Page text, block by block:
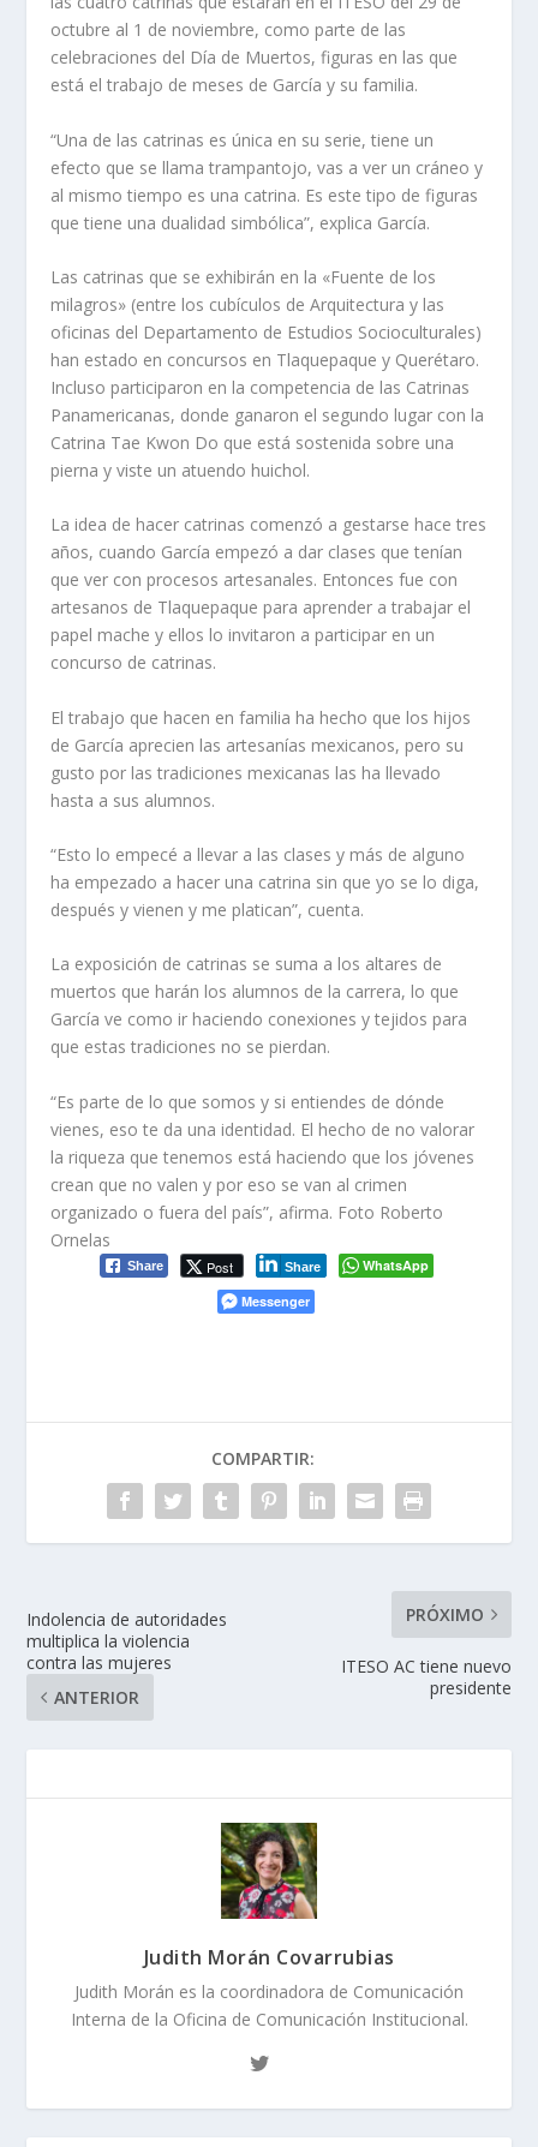
octubre al 1 de noviembre, como parte de las
celebraciones del Día de Muertos, figuras en las que
está el trabajo de meses de García y su familia.
“Una de las catrinas es única en su serie, tiene un
efecto que se llama trampantojo, vas a ver un cráneo y
al mismo tiempo es una catrina. Es este tipo de figuras
que tiene una dualidad simbólica”, explica García.
Las catrinas que se exhibirán en la «Fuente de los
milagros» (entre los cubículos de Arquitectura y las
oficinas del Departamento de Estudios Socioculturales)
han estado en concursos en Tlaquepaque y Querétaro.
Incluso participaron en la competencia de las Catrinas
Panamericanas, donde ganaron el segundo lugar con la
Catrina Tae Kwon Do que está sostenida sobre una
pierna y viste un atuendo huichol.
La idea de hacer catrinas comenzó a gestarse hace tres
años, cuando García empezó a dar clases que tenían
que ver con procesos artesanales. Entonces fue con
artesanos de Tlaquepaque para aprender a trabajar el
papel mache y ellos lo invitaron a participar en un
concurso de catrinas.
El trabajo que hacen en familia ha hecho que los hijos
de García aprecien las artesanías mexicanos, pero su
gusto por las tradiciones mexicanas las ha llevado
hasta a sus alumnos.
“Esto lo empecé a llevar a las clases y más de alguno
ha empezado a hacer una catrina sin que yo se lo diga,
después y vienen y me platican”, cuenta.
La exposición de catrinas se suma a los altares de
muertos que harán los alumnos de la carrera, lo que
García ve como ir haciendo conexiones y tejidos para
que estas tradiciones no se pierdan.
“Es parte de lo que somos y si entiendes de dónde
vienes, eso te da una identidad. El hecho de no valorar
la riqueza que tenemos está haciendo que los jóvenes
crean que no valen y por eso se van al crimen
organizado o fuera del país”, afirma. Foto Roberto
Ornelas
Share Post Share
WhatsApp
Messenger
COMPARTIR:
Indolencia de autoridades
multiplica la violencia
contra las mujeres
ANTERIOR
PRÓXIMO
ITESO AC tiene nuevo
presidente
Judith Morán Covarrubias
Judith Morán es la coordinadora de Comunicación
Interna de la Oficina de Comunicación Institucional.